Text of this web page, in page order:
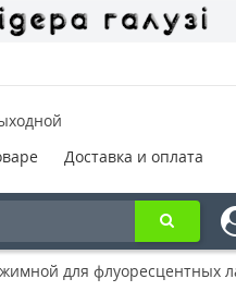
Доставка и оплата
для флуоресцентных